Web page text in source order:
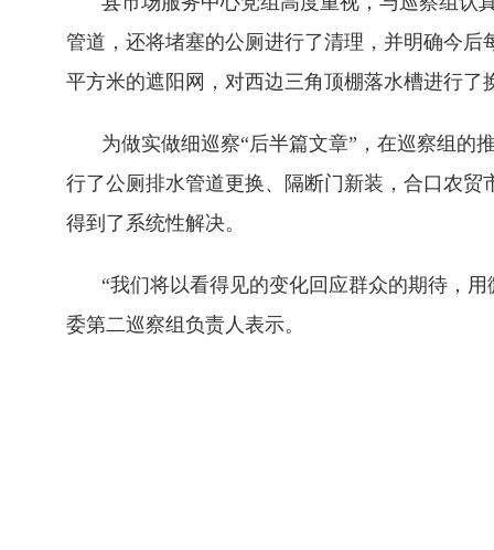
管道，还将堵塞的公厕进行了清理，并明确今
平方米的遮阳网，对西边三角顶棚落水槽进行
为做实做细巡察“后半篇文章”，在巡察组的
行了公厕排水管道更换、隔断门新装，合口农
得到了系统性解决。
“我们将以看得见的变化回应群众的期待，
委第二巡察组负责人表示。